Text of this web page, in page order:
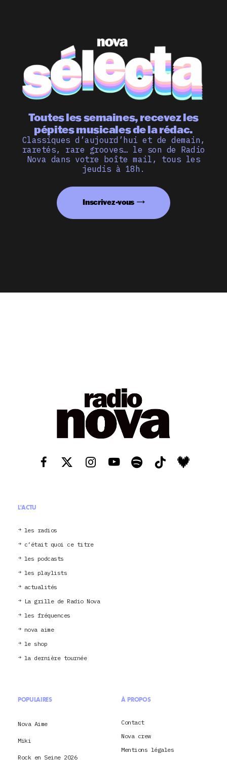
Toutes les semaines, recevez les
pépites musicales de la rédac.
Classiques d’aujourd’hui et de demain,
raretés, rare grooves… le son de Radio
Nova dans votre boîte mail, tous les
jeudis à 18h.
Inscrivez-vous
L'ACTU
les radios
c’était quoi ce titre
les podcasts
les playlists
actualités
La grille de Radio Nova
les fréquences
nova aime
le shop
la dernière tournée
POPULAIRES
Nova Aime
Miki
Rock en Seine 2026
À PROPOS
Contact
Nova crew
Mentions légales